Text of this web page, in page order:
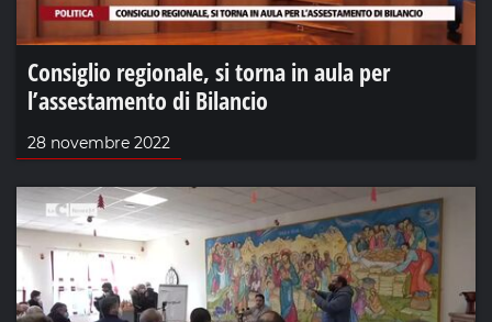
Consiglio regionale, si torna in aula per
l’assestamento di Bilancio
28 novembre 2022